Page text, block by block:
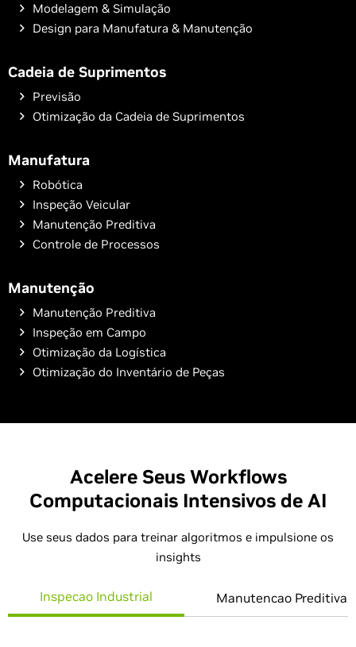
Modelagem & Simulação
Design para Manufatura & Manutenção
Cadeia de Suprimentos
Previsão
Otimização da Cadeia de Suprimentos
Manufatura
Robótica
Inspeção Veicular
Manutenção Preditiva
Controle de Processos
Manutenção
Manutenção Preditiva
Inspeção em Campo
Otimização da Logística
Otimização do Inventário de Peças
Acelere Seus Workflows
Computacionais Intensivos de AI
Use seus dados para treinar algoritmos e impulsione os
insights
Inspecao Industrial Manutencao Preditiva